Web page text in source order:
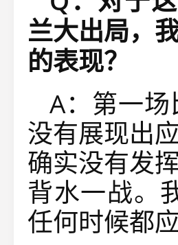
兰大出局，
的表现？
A：第一
没有展现出
确实没有发
背水一战。
任何时候都